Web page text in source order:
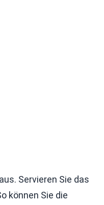
Servieren Sie das
können Sie die